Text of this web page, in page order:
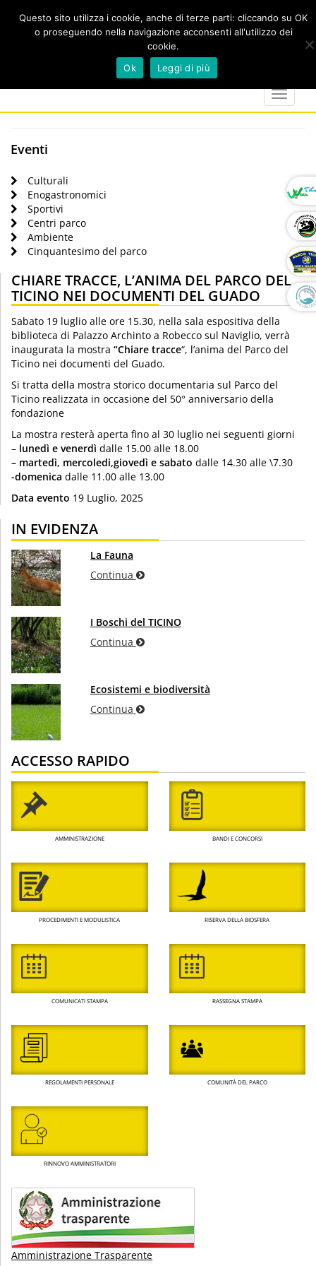
marker
calendar
Toggle
Eventi
Culturali
Enogastronomici
Sportivi
Centri parco
Ambiente
Cinquantesimo del parco
CHIARE TRACCE, L’ANIMA DEL PARCO DEL
TICINO NEI DOCUMENTI DEL GUADO
Sabato 19 luglio alle ore 15.30, nella sala espositiva della
biblioteca di Palazzo Archinto a Robecco sul Naviglio, verrà
inaugurata la mostra “Chiare tracce“, l’anima del Parco del
Ticino nei documenti del Guado.
Si tratta della mostra storico documentaria sul Parco del
Ticino realizzata in occasione del 50° anniversario della
fondazione
La mostra resterà aperta fino al 30 luglio nei seguenti giorni
– lunedì e venerdì dalle 15.00 alle 18.00
– martedì, mercoledi,giovedì e sabato dalle 14.30 alle \7.30
-domenica dalle 11.00 alle 13.00
Data evento 19 Luglio, 2025
IN EVIDENZA
La Fauna
Continua
I Boschi del TICINO
Continua
Ecosistemi e biodiversità
Continua
ACCESSO RAPIDO
AMMINISTRAZIONE BANDI E CONCORSI
PROCEDIMENTI E MODULISTICA RISERVA DELLA BIOSFERA
COMUNICATI STAMPA RASSEGNA STAMPA
REGOLAMENTI PERSONALE COMUNITÀ DEL PARCO
RINNOVO AMMINISTRATORI
Amministrazione Trasparente
Questo sito utilizza i cookie, anche di terze parti: cliccando su OK
o proseguendo nella navigazione acconsenti all'utilizzo dei
cookie.
Ok
Leggi di più